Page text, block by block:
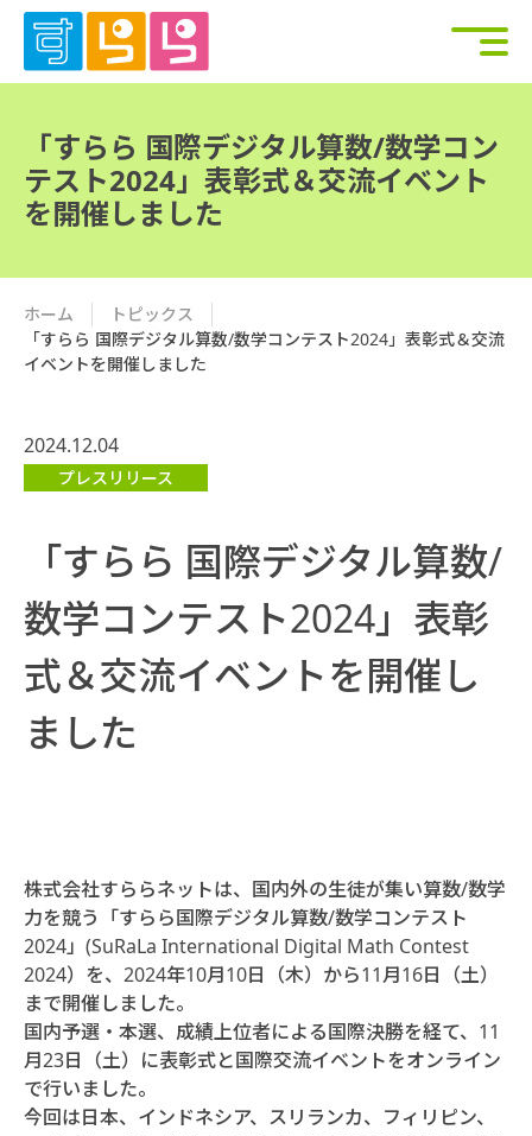
「すらら 国際デジタル算数/数学コン
テスト2024」表彰式＆交流イベント
を開催しました
ホーム
トピックス
「すらら 国際デジタル算数/数学コンテスト2024」表彰式＆交流
イベントを開催しました
2024.12.04
プレスリリース
「すらら 国際デジタル算数/
数学コンテスト2024」表彰
式＆交流イベントを開催し
ました
株式会社すららネットは、国内外の生徒が集い算数/数学
力を競う「すらら国際デジタル算数/数学コンテスト
2024」(SuRaLa International Digital Math Contest
2024）を、2024年10月10日（木）から11月16日（土）
まで開催しました。
国内予選・本選、成績上位者による国際決勝を経て、11
月23日（土）に表彰式と国際交流イベントをオンライン
で行いました。
今回は日本、インドネシア、スリランカ、フィリピン、